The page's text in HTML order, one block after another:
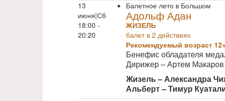
13
июня|Сб
18:00 -
20:20
Балетное лето в Большом
Адольф Адан
ЖИЗЕЛЬ
балет в 2 действиях
Рекомендуемый возраст
Бенефис обладателя
Дирижер – Артем Макаров
Жизель – Александра
Альберт – Тимур